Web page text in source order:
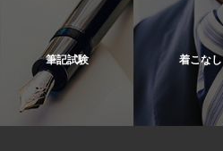
筆記試験 着こなし